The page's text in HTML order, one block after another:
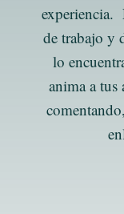
experiencia.
de trabajo y
lo
anima a tus